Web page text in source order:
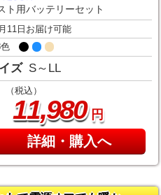
ト用バッテリーセット
11日お届け可能
ズ S～LL
（税込）
11,980円
詳細・購入へ